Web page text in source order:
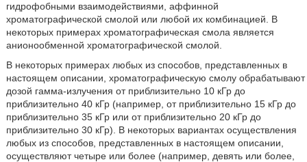
гидрофобными взаимодействиями, аффинной
хроматографической смолой или любой их комбинацией. В
некоторых примерах хроматографическая смола является
анионообменной хроматографической смолой.
В некоторых примерах любых из способов, представленных в
настоящем описании, хроматографическую смолу обрабатывают
дозой гамма-излучения от приблизительно 10 кГр до
приблизительно 40 кГр (например, от приблизительно 15 кГр до
приблизительно 35 кГр или от приблизительно 20 кГр до
приблизительно 30 кГр). В некоторых вариантах осуществления
любых из способов, представленных в настоящем описании,
осуществляют четыре или более (например, девять или более,